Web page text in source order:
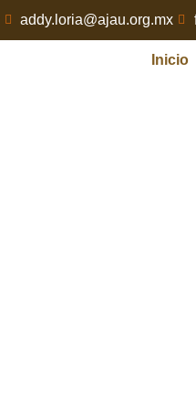
addy.loria@ajau.org.mx
Inicio